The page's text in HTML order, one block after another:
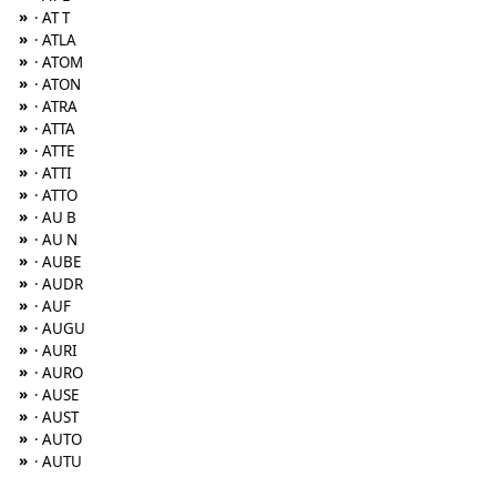
» · AT T
» · ATLA
» · ATOM
» · ATON
» · ATRA
» · ATTA
» · ATTE
» · ATTI
» · ATTO
» · AU B
» · AU N
» · AUBE
» · AUDR
» · AUF
» · AUGU
» · AURI
» · AURO
» · AUSE
» · AUST
» · AUTO
» · AUTU